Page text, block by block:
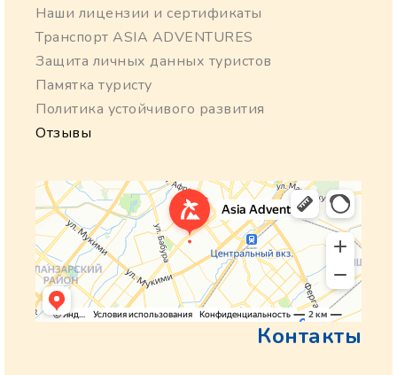
Наши лицензии и сертификаты
Транспорт ASIA ADVENTURES
Защита личных данных туристов
Памятка туристу
Политика устойчивого развития
Отзывы
Контакты